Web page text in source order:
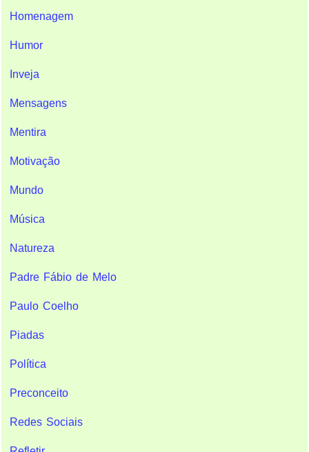
Homenagem
Humor
Inveja
Mensagens
Mentira
Motivação
Mundo
Música
Natureza
Padre Fábio de Melo
Paulo Coelho
Piadas
Política
Preconceito
Redes Sociais